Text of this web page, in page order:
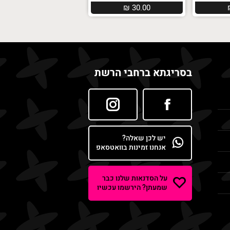
₪ 30.00
בסריגתא ברחבי הרשת
יש לכן שאלה?
אנחנו זמינות בוואטסאפ
על הסדנאות שלנו כבר
שמעתן? הירשמו עכשיו